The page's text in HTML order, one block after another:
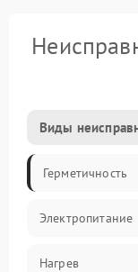
Виды
Герметичность
Электропитание
Нагрев